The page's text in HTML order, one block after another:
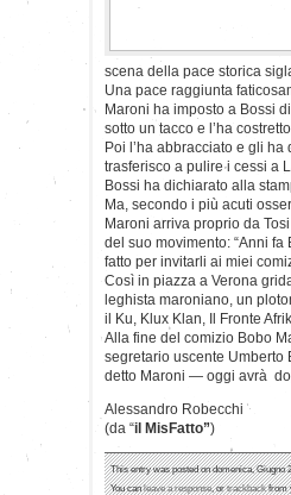
scena della pace storica
Una pace raggiunta
Maroni ha imposto a Bossi
sotto un tacco e l’ha
Poi l’ha abbracciato e gli
trasferisco a pulire i cessi a
Bossi ha dichiarato alla
Ma, secondo i più acuti
Maroni arriva proprio da
del suo movimento: “Anni
fatto per invitarli ai miei
Così in piazza a Verona
leghista maroniano, un
il Ku, Klux Klan, Il Fronte
Alla fine del comizio Bobo
segretario uscente Umberto
detto Maroni — oggi avrà
Alessandro Robecchi
(da “il MisFatto”)
This entry was posted on domenica, Giugno
You canleave a response, ortrackbackfrom